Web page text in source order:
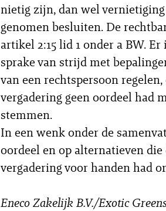
nietig zijn, dan wel
genomen besluiten. De
artikel 2:15 lid 1 onder a BW.
sprake van strijd met
van een rechtspersoon
vergadering geen oordeel had
stemmen.
In een wenk onder de
oordeel en op alternatieven
vergadering voor handen had
Eneco Zakelijk B.V./Exotic